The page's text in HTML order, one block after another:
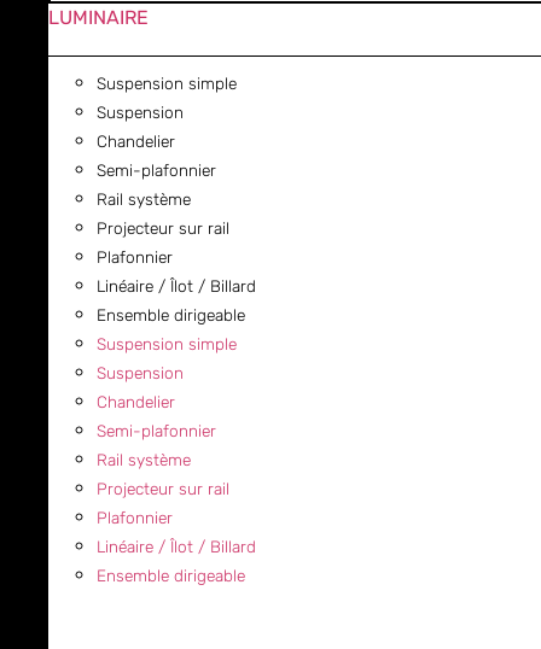
LUMINAIRE
Suspension simple
Suspension
Chandelier
Semi-plafonnier
Rail système
Projecteur sur rail
Plafonnier
Linéaire / Îlot / Billard
Ensemble dirigeable
Suspension simple
Suspension
Chandelier
Semi-plafonnier
Rail système
Projecteur sur rail
Plafonnier
Linéaire / Îlot / Billard
Ensemble dirigeable